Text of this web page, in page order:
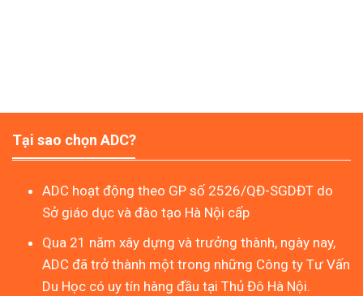
Tại sao chọn ADC?
ADC hoạt động theo GP số 2526/QĐ-SGDĐT do
Sở giáo dục và đào tạo Hà Nội cấp
Qua 21 năm xây dựng và trưởng thành, ngày nay,
ADC đã trở thành một trong những Công ty Tư Vấn
Du Học có uy tín hàng đầu tại Thủ Đô Hà Nội.